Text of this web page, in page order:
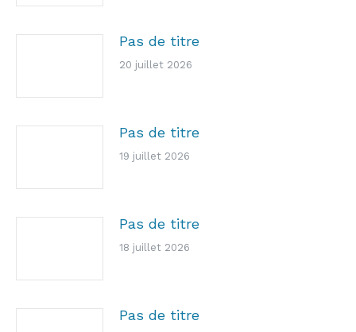
Pas de titre
20 juillet 2026
Pas de titre
19 juillet 2026
Pas de titre
18 juillet 2026
Pas de titre